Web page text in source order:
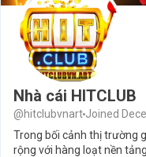
Nhà cái HITCLUB
@hitclubvnart Joined
Trong bối cảnh thị trường
rộng với hàng loạt nền